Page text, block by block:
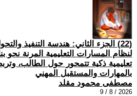
(22) الجزء الثاني: هندسة التنفيذ
لنظام المسارات التعليمية المرنة نحو
تعليمية ذكية تتمحور حول الطالب،
بالمهارات والمستقبل المهني
مصطفى محمود مقلد
2026 / 8 / 9